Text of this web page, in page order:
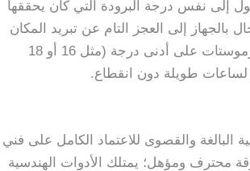
إلى نفس درجة البرودة التي كان يحققها
بالجهاز إلى العجز التام عن تبريد المكان
بالرغم من ضبط الثرموستات على أدنى درجة (مثل 16 أو 18
لساعات طويلة دون انقطاع.
البالغة والقصوى للاعتماد الكامل على فني
محترف ومؤهل؛ يمتلك الأدوات الهندسية